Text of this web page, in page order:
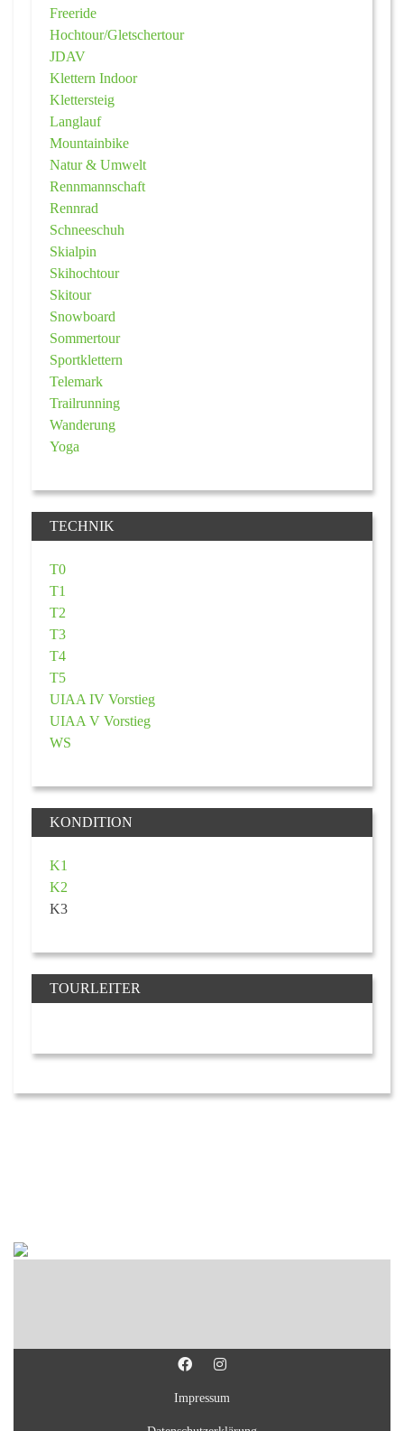
Freeride
Hochtour/Gletschertour
JDAV
Klettern Indoor
Klettersteig
Langlauf
Mountainbike
Natur & Umwelt
Rennmannschaft
Rennrad
Schneeschuh
Skialpin
Skihochtour
Skitour
Snowboard
Sommertour
Sportklettern
Telemark
Trailrunning
Wanderung
Yoga
TECHNIK
T0
T1
T2
T3
T4
T5
UIAA IV Vorstieg
UIAA V Vorstieg
WS
KONDITION
K1
K2
K3
TOURLEITER
Impressum